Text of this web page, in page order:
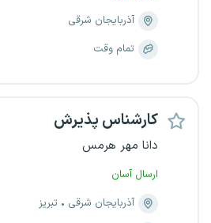
آذربایجان شرقی
تمام وقت
کارشناس پذیرش
دانا مهر هرمس
ارسال آسان
آذربایجان شرقی
تبریز